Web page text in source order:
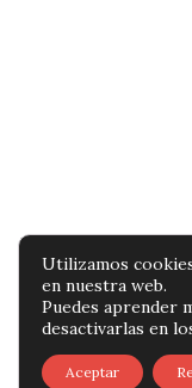
Copyright ©
Política de
Utilizamos
en nuestra web.
Puedes aprender
desactivarlas en
Aceptar